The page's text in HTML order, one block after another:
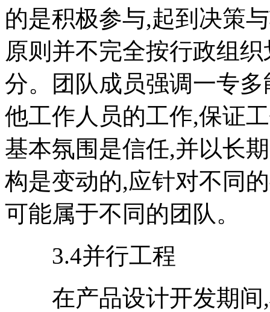
的是积极参与,起到决策
原则并不完全按行政组
分。团队成员强调一专
他工作人员的工作,保证
基本氛围是信任,并以长
构是变动的,应针对不同
可能属于不同的团队。
3.4并行工程
在产品设计开发期间,